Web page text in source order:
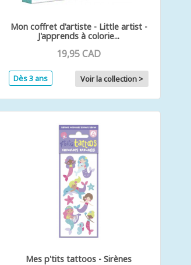
Mon coffret d'artiste - Little artist -
J'apprends à colorie...
19,95 CAD
Dès 3 ans Voir la collection >
Mes p'tits tattoos - Sirènes